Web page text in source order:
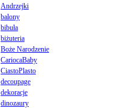
Andrzejki
balony
bibuła
biżuteria
Boże Narodzenie
CariocaBaby
CiastoPlasto
decoupage
dekoracje
dinozaury